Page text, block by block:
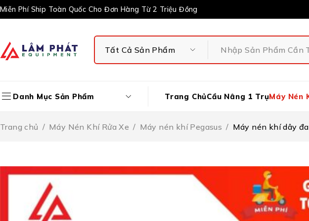
Miễn Phí Ship Toàn Quốc Cho Đơn Hàng Từ 2 Triệu Đồng
Danh Mục Sản Phẩm Trang ChủCầu Nâng 1 TrụMáy Nén
Trang chủ / Máy Nén Khí Rửa Xe / Máy nén khí Pegasus / Máy nén khí dây